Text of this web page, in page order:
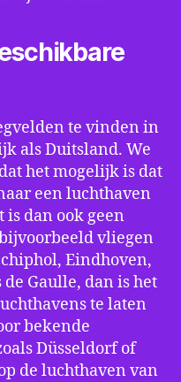
te vinden in
als Duitsland. We
het mogelijk is dat
een luchthaven
dan ook geen
vliegen
Eindhoven,
Gaulle, dan is het
te laten
bekende
Düsseldorf of
de luchthaven van